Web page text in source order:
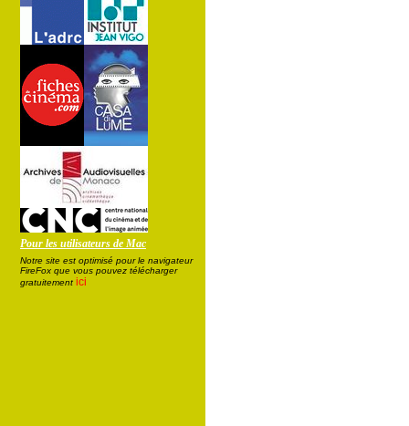
Pour les utilisateurs de Mac
Notre site est optimisé pour le navigateur
FireFox que vous pouvez télécharger
gratuitement ici